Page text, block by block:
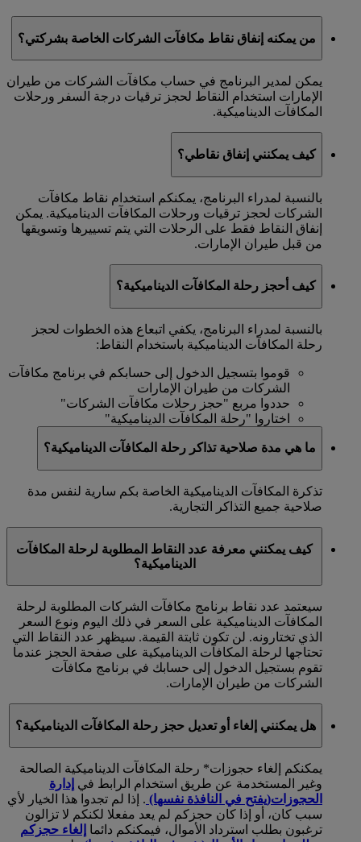
من يمكنه إنفاق نقاط مكافآت الشركات الخاصة بشركتي؟
يمكن لمدير البرنامج في حساب مكافآت الشركات من طيران
الإمارات استخدام النقاط لحجز ترقيات درجة السفر ورحلات
المكافآت الديناميكية.
كيف يمكنني إنفاق نقاطي؟
بالنسبة لمدراء البرنامج، يمكنكم استخدام نقاط مكافآت
الشركات لحجز ترقيات ورحلات المكافآت الديناميكية. يمكن
إنفاق النقاط فقط على الرحلات التي يتم تسييرها وتسويقها
من قبل طيران الإمارات.
كيف أحجز رحلة المكافآت الديناميكية؟
بالنسبة لمدراء البرنامج، يكفي اتبعاع هذه الخطوات لحجز
رحلة المكافآت الديناميكية باستخدام النقاط:
قوموا بتسجيل الدخول إلى حسابكم في برنامج مكافآت
الشركات من طيران الإمارات
حددوا مربع "حجز رحلات مكافآت الشركات"
اختاروا "رحلة المكافآت الديناميكية"
ما هي مدة صلاحية تذاكر رحلة المكافآت الديناميكية؟
تذكرة المكافآت الديناميكية الخاصة بكم سارية لنفس مدة
صلاحية جميع التذاكر التجارية.
كيف يمكنني معرفة عدد النقاط المطلوبة لرحلة المكافآت
الديناميكية؟
سيعتمد عدد نقاط برنامج مكافآت الشركات المطلوبة لرحلة
المكافآت الديناميكية على السعر في ذلك اليوم ونوع السعر
الذي تختارونه. لن تكون ثابتة القيمة. سيظهر عدد النقاط التي
تحتاجها لرحلة المكافآت الديناميكية على صفحة الحجز عندما
تقوم بستجيل الدخول إلى حسابك في برنامج مكافآت
الشركات من طيران الإمارات.
هل يمكنني إلغاء أو تعديل حجز رحلة المكافآت الديناميكية؟
يمكنكم إلغاء حجوزات* رحلة المكافآت الديناميكية الصالحة
وغير المستخدمة عن طريق استخدام الرابط في إدارة
الحجوزات(يفتح في النافذة نفسها) . إذا لم تجدوا هذا الخيار لأي
سبب كان، أو إذا كان حجزكم لم يعد مفعلا لكنكم لا تزالون
ترغبون بطلب استرداد الأموال، فيمكنكم دائما إلغاء حجزكم